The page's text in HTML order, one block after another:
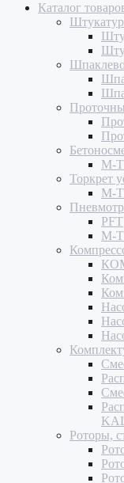
Каталог
M-
Торкрет
M-
PFT
M-
Роторы,